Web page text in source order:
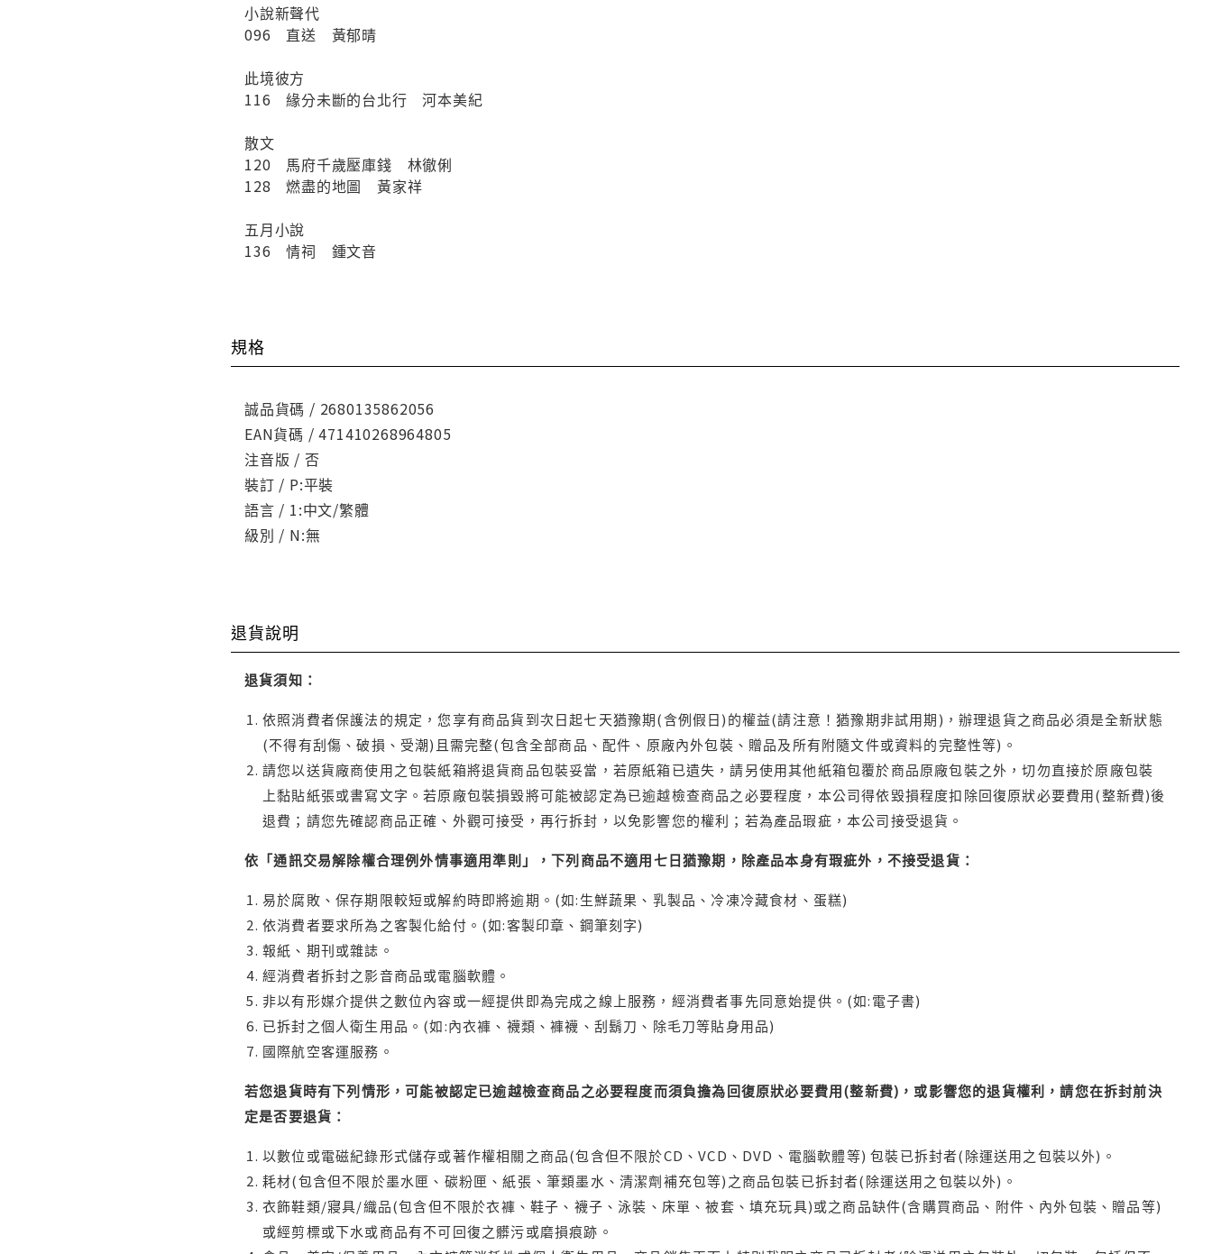
小說新聲代
096 直送 黃郁晴
此境彼方
116 緣分未斷的台北行 河本美紀
散文
120 馬府千歲壓庫錢 林徹俐
128 燃盡的地圖 黃家祥
五月小說
136 情祠 鍾文音
規格
誠品貨碼 / 2680135862056
EAN貨碼 / 471410268964805
注音版 / 否
裝訂 / P:平裝
語言 / 1:中文/繁體
級別 / N:無
退貨說明
退貨須知：
依照消費者保護法的規定，您享有商品貨到次日起七天猶豫期(含例假日)的權益(請注意！猶豫期非試用期)，辦理退貨之商品必須是全新狀態
(不得有刮傷、破損、受潮)且需完整(包含全部商品、配件、原廠內外包裝、贈品及所有附隨文件或資料的完整性等)。
請您以送貨廠商使用之包裝紙箱將退貨商品包裝妥當，若原紙箱已遺失，請另使用其他紙箱包覆於商品原廠包裝之外，切勿直接於原廠包裝
上黏貼紙張或書寫文字。若原廠包裝損毀將可能被認定為已逾越檢查商品之必要程度，本公司得依毀損程度扣除回復原狀必要費用(整新費)後
退費；請您先確認商品正確、外觀可接受，再行拆封，以免影響您的權利；若為產品瑕疵，本公司接受退貨。
依「通訊交易解除權合理例外情事適用準則」，下列商品不適用七日猶豫期，除產品本身有瑕疵外，不接受退貨：
易於腐敗、保存期限較短或解約時即將逾期。(如:生鮮蔬果、乳製品、冷凍冷藏食材、蛋糕)
依消費者要求所為之客製化給付。(如:客製印章、鋼筆刻字)
報紙、期刊或雜誌。
經消費者拆封之影音商品或電腦軟體。
非以有形媒介提供之數位內容或一經提供即為完成之線上服務，經消費者事先同意始提供。(如:電子書)
已拆封之個人衛生用品。(如:內衣褲、襪類、褲襪、刮鬍刀、除毛刀等貼身用品)
國際航空客運服務。
若您退貨時有下列情形，可能被認定已逾越檢查商品之必要程度而須負擔為回復原狀必要費用(整新費)，或影響您的退貨權利，請您在拆封前決
定是否要退貨：
以數位或電磁紀錄形式儲存或著作權相關之商品(包含但不限於CD、VCD、DVD、電腦軟體等) 包裝已拆封者(除運送用之包裝以外)。
耗材(包含但不限於墨水匣、碳粉匣、紙張、筆類墨水、清潔劑補充包等)之商品包裝已拆封者(除運送用之包裝以外)。
衣飾鞋類/寢具/織品(包含但不限於衣褲、鞋子、襪子、泳裝、床單、被套、填充玩具)或之商品缺件(含購買商品、附件、內外包裝、贈品等)
或經剪標或下水或商品有不可回復之髒污或磨損痕跡。